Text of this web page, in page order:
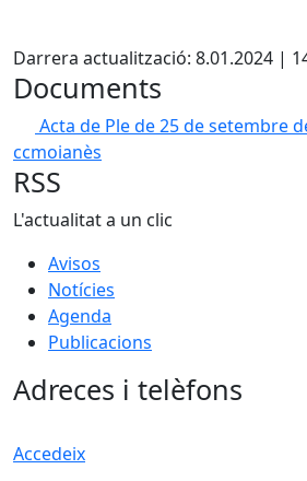
Darrera actualització: 8.01.2024 |
Documents
Acta de Ple de 25 de setembre
ccmoianès
RSS
L'actualitat a un clic
Avisos
Notícies
Agenda
Publicacions
Adreces i telèfons
Accedeix